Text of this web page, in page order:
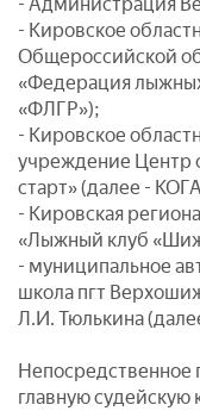
- Администрация
- Кировское
Общероссийской
«Федерация
«ФЛГР»);
- Кировское
учреждение Центр
старт» (далее -
- Кировская
«Лыжный клуб
- муниципальное
школа пгт
Л.И. Тюлькина
Непосредственное
главную